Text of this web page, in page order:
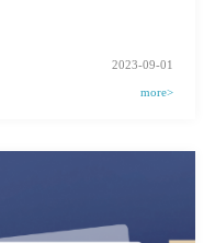
2023-09-01
more>